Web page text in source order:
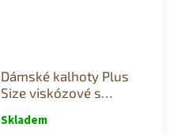
Dámské kalhoty Plus
Size viskózové s
páskem meruňkové
Skladem